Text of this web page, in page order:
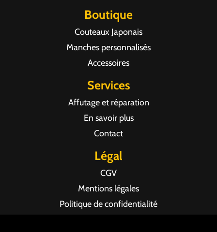
Boutique
Couteaux Japonais
Manches personnalisés
Accessoires
Services
Affutage et réparation
En savoir plus
Contact
Légal
CGV
Mentions légales
Politique de confidentialité